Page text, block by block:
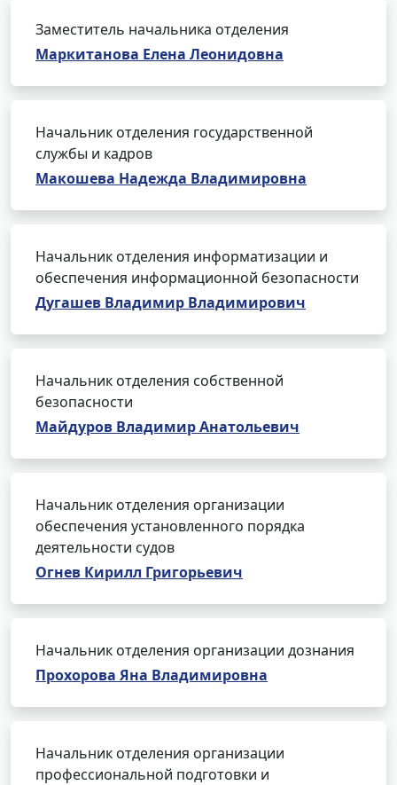
Заместитель начальника отделения
Маркитанова Елена Леонидовна
Начальник отделения государственной
службы и кадров
Макошева Надежда Владимировна
Начальник отделения информатизации и
обеспечения информационной безопасности
Дугашев Владимир Владимирович
Начальник отделения собственной
безопасности
Майдуров Владимир Анатольевич
Начальник отделения организации
обеспечения установленного порядка
деятельности судов
Огнев Кирилл Григорьевич
Начальник отделения организации дознания
Прохорова Яна Владимировна
Начальник отделения организации
профессиональной подготовки и